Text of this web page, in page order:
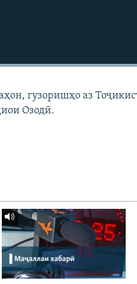
гузоришҳо аз
Озодӣ.